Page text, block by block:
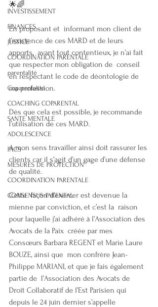
INVESTISSEMENT
FINANCES
JUSTICE
COORDINATION PARENTALE
parentalité
Coparentalité
COACHING COPARENTAL
SANTE MENTALE
ADOLESCENCE
PACS
MESURES DE PROTECTION
COORDINATION PARENTALE
CONSENSUS PARENTAL
🌟🌈
En proposant et  informant mon client de
l’existence de ces MARD et de leurs
apports,  avant tout contentieux, je n’ai fait
que respecter mon obligation de  conseil
en respectant le code de déontologie de
ma profession.
Dès que cela est possible, je recommande
l’utilisation de ces MARD.
A mon sens travailler ainsi doit rassurer les
clients car il s’agit d’un gage d’une défense
de qualité.
Cette  façon d’exercer est devenue la
mienne par conviction, et c’est la  raison
pour laquelle j’ai adhéré à l’Association des
Avocats de la Paix  créée par mes
Consœurs Barbara REGENT et Marie Laure
BOUZE, ainsi que  mon confrère Jean-
Philippe MARIANI, et que je fais également
partie de  l’Association des Avocats de
Droit Collaboratif de l’Est Parisien qui
depuis le 24 juin dernier s’appelle